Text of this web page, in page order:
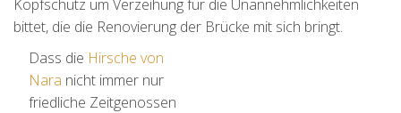
Kopfschutz um Verzeihung für die Unannehmlichkeiten
bittet, die die Renovierung der Brücke mit sich bringt.
Dass die Hirsche von
Nara nicht immer nur
friedliche Zeitgenossen